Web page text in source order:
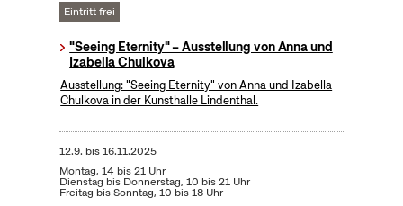
Eintritt frei
"Seeing Eternity" – Ausstellung von Anna und
Izabella Chulkova
Ausstellung: "Seeing Eternity" von Anna und Izabella
Chulkova in der Kunsthalle Lindenthal.
12.9. bis16.11.2025
Montag, 14 bis 21 Uhr
Dienstag bis Donnerstag, 10 bis 21 Uhr
Freitag bis Sonntag, 10 bis 18 Uhr